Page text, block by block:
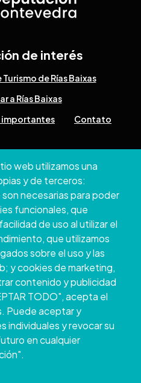
web utilizamos una
y de terceros:
necesarias para poder
funcionales, que
de uso al utilizar el
que utilizamos
sobre el uso y las
y cookies de marketing,
contenido y publicidad
TODO", acepta el
Puede aceptar y
individuales y revocar su
en cualquier
de interés
de Rías Baixas
a Rías Baixas
importantes
Contato
| +34 986 804 124
Provincial de
direitos reservados